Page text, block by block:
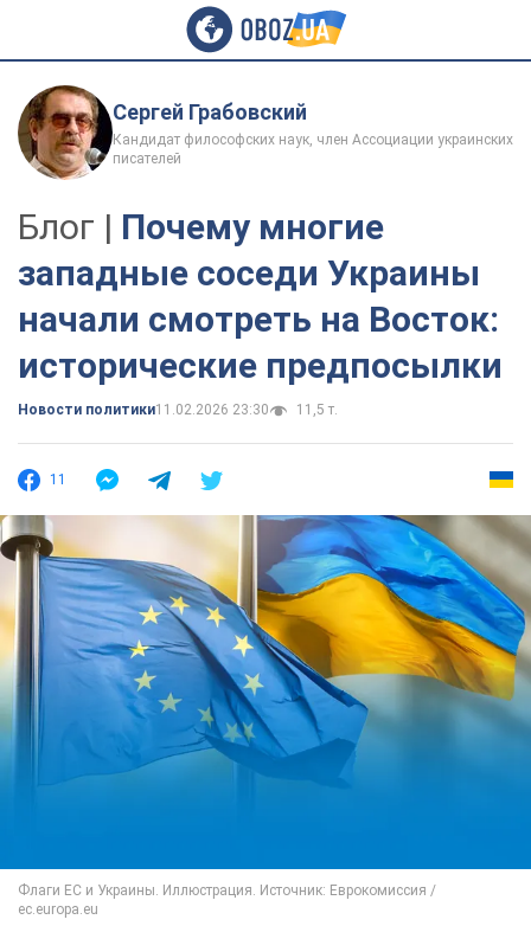
Сергей Грабовский
Кандидат философских наук, член Ассоциации украинских
писателей
Блог | Почему многие
западные соседи Украины
начали смотреть на Восток:
исторические предпосылки
Новости политики11.02.2026 23:30 11,5 т.
11